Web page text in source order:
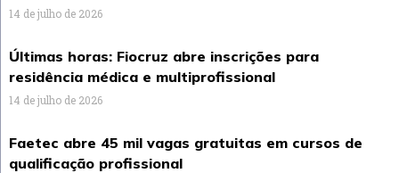
14 de julho de 2026
Últimas horas: Fiocruz abre inscrições para
residência médica e multiprofissional
14 de julho de 2026
Faetec abre 45 mil vagas gratuitas em cursos de
qualificação profissional